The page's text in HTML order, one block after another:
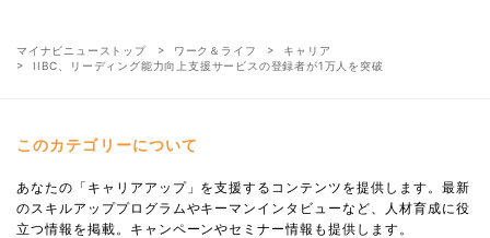
マイナビニューストップ ワーク＆ライフ
キャリア
IIBC、リーディング能力向上支援サービスの登録者が1万人を突破
このカテゴリーについて
あなたの「キャリアアップ」を支援するコンテンツを提供します。最新
のスキルアッププログラムやキーマンインタビューなど、人材育成に役
立つ情報を掲載。キャンペーンやセミナー情報も提供します。